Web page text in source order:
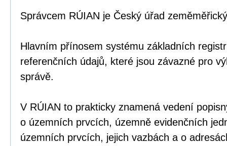
Správcem RÚIAN je Český úřad
Hlavním přínosem systému základních
referenčních údajů, které jsou závazné pro
správě.
V RÚIAN to prakticky znamená vedení
o územních prvcích, územně evidenčních
územních prvcích, jejich vazbách a o